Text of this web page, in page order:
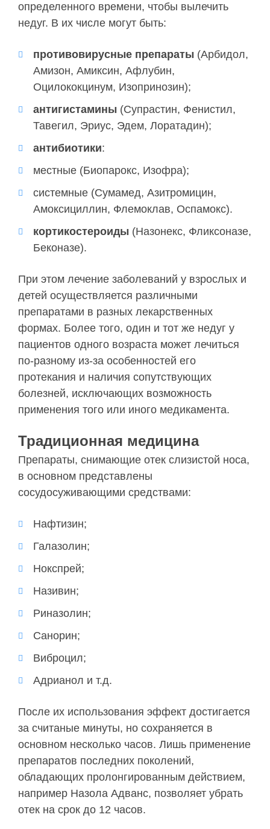
определенного времени, чтобы вылечить
недуг. В их числе могут быть:
противовирусные препараты (Арбидол,
Амизон, Амиксин, Афлубин,
Оцилококцинум, Изопринозин);
антигистамины (Супрастин, Фенистил,
Тавегил, Эриус, Эдем, Лоратадин);
антибиотики:
местные (Биопарокс, Изофра);
системные (Сумамед, Азитромицин,
Амоксициллин, Флемоклав, Оспамокс).
кортикостероиды (Назонекс, Фликсоназе,
Беконазе).
При этом лечение заболеваний у взрослых и
детей осуществляется различными
препаратами в разных лекарственных
формах. Более того, один и тот же недуг у
пациентов одного возраста может лечиться
по-разному из-за особенностей его
протекания и наличия сопутствующих
болезней, исключающих возможность
применения того или иного медикамента.
Традиционная медицина
Препараты, снимающие отек слизистой носа,
в основном представлены
сосудосуживающими средствами:
Нафтизин;
Галазолин;
Нокспрей;
Називин;
Риназолин;
Санорин;
Виброцил;
Адрианол и т.д.
После их использования эффект достигается
за считаные минуты, но сохраняется в
основном несколько часов. Лишь применение
препаратов последних поколений,
обладающих пролонгированным действием,
например Назола Адванс, позволяет убрать
отек на срок до 12 часов.